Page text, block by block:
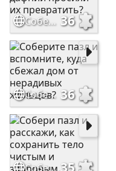
Собери пазл и вспомни, в кого дафнии просили их превратить? 36
Соберите пазл и вспомните, куда сбежал дом от нерадивых жильцов? 36
Собери пазл и расскажи, как сохранить тело чистым и здоровым. 35